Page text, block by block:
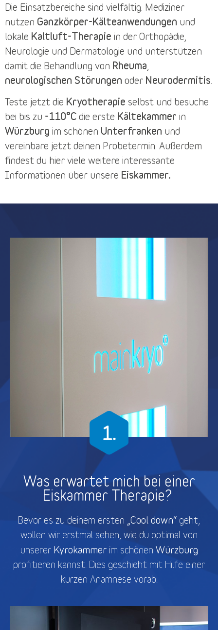
Die Einsatzbereiche sind vielfältig. Mediziner
nutzen Ganzkörper-Kälteanwendungen und
lokale Kaltluft-Therapie in der Orthopädie,
Neurologie und Dermatologie und unterstützen
damit die Behandlung von Rheuma
neurologischen Störungen oder Neurodermitis
Teste jetzt die Kryotherapie selbst und besuche
bei bis zu -110°C die erste Kältekammer in
Würzburg im schönen Unterfranken und
vereinbare jetzt deinen Probetermin . Außerdem
findest du hier viele weitere interessante
Informationen über unsere Eiskammer.
Was erwartet mich bei einer
Eiskammer Therapie?
Bevor es zu deinem ersten „Cool down“ geht,
wollen wir erstmal sehen, wie du optimal von
unserer Kyrokammerim schönen Würzburg
profitieren kannst. Dies geschieht mit Hilfe einer
kurzen Anamnese vorab.